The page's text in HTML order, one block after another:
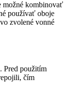
možné kombinovať
používať oboje
zvolené vonné
Pred použitím
čím